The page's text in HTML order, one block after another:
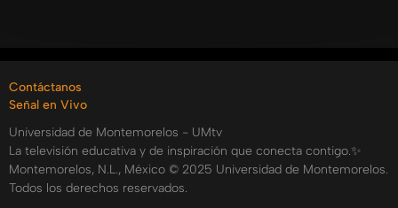
umtv universidad
yared
garcia
marketing digital google my business
digitales
iniciar negocio digital
mercadotecnia
empaque negocios aroma
Contáctanos
Señal en Vivo
Universidad de Montemorelos - UMtv
La televisión educativa y de inspiración que conecta contigo.✨
Montemorelos, N.L., México © 2025 Universidad de Montemorelos.
Todos los derechos reservados.